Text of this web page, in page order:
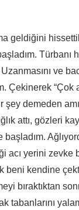
geldiğini
Türbanı
Uzanmasını ve
Çekinerek “Çok
şey demeden
attı, gözleri
acı yerini zevke
beni kendine
bıraktıktan
tabanlarını